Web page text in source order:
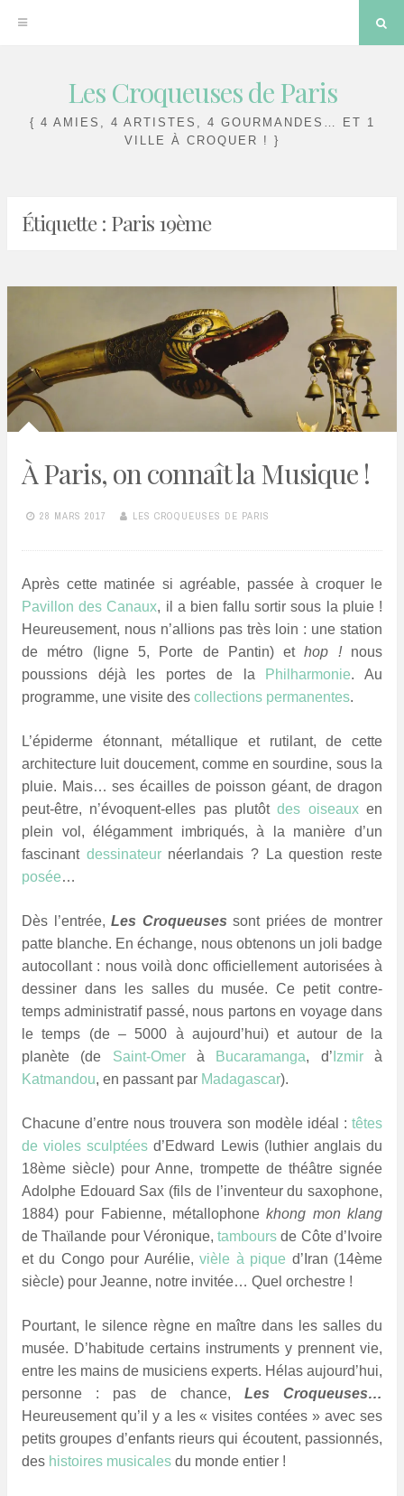
Les Croqueuses de Paris
{ 4 AMIES, 4 ARTISTES, 4 GOURMANDES… ET 1
VILLE À CROQUER ! }
Étiquette : Paris 19ème
À Paris, on connaît la Musique !
28 MARS 2017 LES CROQUEUSES DE PARIS
Après cette matinée si agréable, passée à croquer le
Pavillon des Canaux, il a bien fallu sortir sous la pluie !
Heureusement, nous n’allions pas très loin : une station
de métro (ligne 5, Porte de Pantin) ethop !nous
poussions déjà les portes de la
Philharmonie. Au
programme, une visite des collections permanentes.
L’épiderme étonnant, métallique et rutilant, de cette
architecture luit doucement, comme en sourdine, sous la
pluie. Mais… ses écailles de poisson géant, de dragon
peut-être, n’évoquent-elles pas plutôtdes oiseauxen
plein vol, élégamment imbriqués, à la manière d’un
fascinant dessinateurnéerlandais ? La question reste
posée…
Dès l’entrée,Les Croqueuses sont priées de montrer
patte blanche. En échange, nous obtenons un joli badge
autocollant : nous voilà donc officiellement autorisées à
dessiner dans les salles du musée. Ce petit contre-
temps administratif passé, nous partons en voyage dans
le temps (de – 5000 à aujourd’hui) et autour de la
planète (de Saint-Omerà Bucaramanga, d’ Izmirà
Katmandou, en passant par Madagascar).
Chacune d’entre nous trouvera son modèle idéal : têtes
de violes sculptées d’Edward Lewis (luthier anglais du
18ème siècle) pour Anne, trompette de théâtre signée
Adolphe Edouard Sax (fils de l’inventeur du saxophone,
1884) pour Fabienne, métallophonekhong mon klang
de Thaïlande pour Véronique,tambours de Côte d’Ivoire
et du Congo pour Aurélie,vièle à pique d’Iran (14ème
siècle) pour Jeanne, notre invitée… Quel orchestre !
Pourtant, le silence règne en maître dans les salles du
musée. D’habitude certains instruments y prennent vie,
entre les mains de musiciens experts. Hélas aujourd’hui,
personne : pas de chance, Les Croqueuses…
Heureusement qu’il y a les « visites contées » avec ses
petits groupes d’enfants rieurs qui écoutent, passionnés,
des histoires musicales du monde entier !